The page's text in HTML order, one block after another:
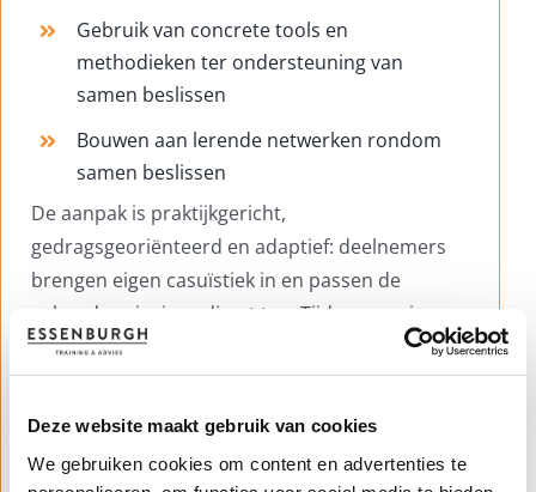
Deze website maakt gebruik van cookies
We gebruiken cookies om content en advertenties te
Gebruik van concrete tools en
methodieken ter ondersteuning van
samen beslissen
Bouwen aan lerende netwerken rondom
samen beslissen
De aanpak is praktijkgericht,
gedragsgeoriënteerd en adaptief: deelnemers
brengen eigen casuïstiek in en passen de
geleerde principes direct toe. Tijdens sessies
van één tot meerdere dagdelen wordt gewerkt
met interactieve werkvormen (peer learning,
simulaties, scenariodenken, gedragsanalyses).
per bijeenkomst. Sinds 2020 zijn tientallen